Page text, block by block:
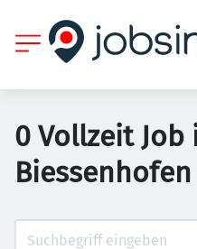
0 Vollzeit Job
Biessenhofen